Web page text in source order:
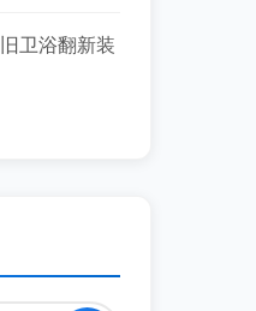
卫浴翻新装